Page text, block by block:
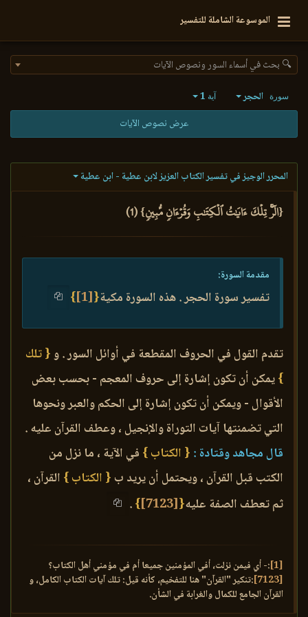
الموسوعة الشاملة للتفسير
🔍 بحث في أسماء السور ونصوص الآيات
سورة الحجر آية 1
عرض نصوص الآيات
المحرر الوجيز في تفسير الكتاب العزيز لابن عطية - ابن عطية
{الٓرۚ تِلۡكَ ءَايَٰتُ ٱلۡكِتَٰبِ وَقُرۡءَانٖ مُّبِينٖ} (1)
مقدمة السورة:
تفسير سورة الحجر . هذه السورة مكية{
[1]
}
تقدم القول في الحروف المقطعة في أوائل السور . و{ تلك
}يمكن أن تكون إشارة إلى حروف المعجم - بحسب بعض
الأقوال - ويمكن أن تكون إشارة إلى الحكم والعبر ونحوها
التي تضمنتها آيات التوراة والإنجيل ، وعطف القرآن عليه .
قال مجاهد وقتادة : { الكتاب } في الآية ، ما نزل من
الكتب قبل القرآن ، ويحتمل أن يريد ب { الكتاب } القرآن ،
ثم تعطف الصفة عليه{
[7123]
}
.
[1] :- أي فيمن نزلت، أفي المؤمنين جميعا أم في مؤمني أهل الكتاب؟
[7123]
:تنكير "القرآن" هنا للتفخيم، كأنه قيل: تلك آيات الكتاب الكامل، و
القرآن الجامع للكمال والغرابة في الشأن.